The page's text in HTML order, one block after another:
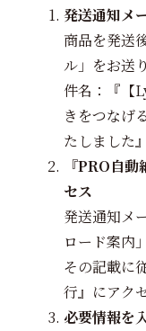
発送通知メ
商品を発送
ル」をお送
件名：『【
きをつなげ
たしました』
『PRO自
セス
発送通知メ
ロード案内
その記載に
行』にアク
必要情報を